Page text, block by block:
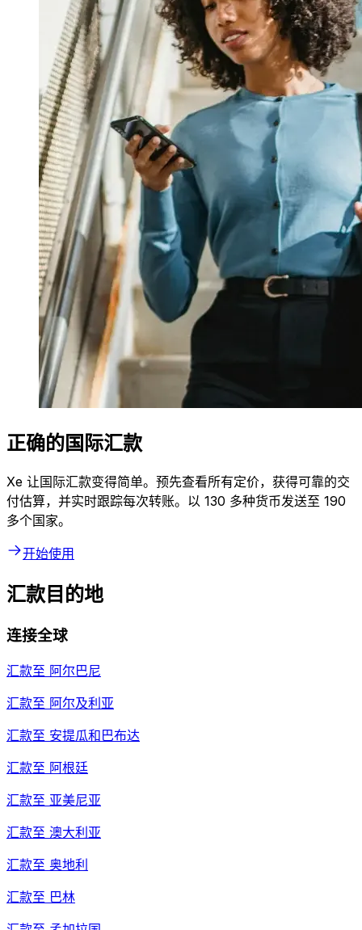
正确的国际汇款
Xe 让国际汇款变得简单。预先查看所有定价，获得可靠的交
付估算，并实时跟踪每次转账。以 130 多种货币发送至 190
多个国家。
开始使用
汇款目的地
连接全球
汇款至 阿尔巴尼
汇款至 阿尔及利亚
汇款至 安提瓜和巴布达
汇款至 阿根廷
汇款至 亚美尼亚
汇款至 澳大利亚
汇款至 奥地利
汇款至 巴林